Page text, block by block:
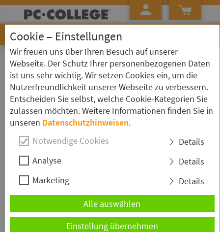
Startseite»Kursübersicht»Azure»Kurs Detailseite
Azure - DP-100T01 - Entwerfen
und Implementieren einer Data
Scientist Lösung unter Azure
Kurzbeschreibung
In dem Seminar "DP-100T01 - Entwerfen und
Implementieren einer Data Scientist Lösung unter
Azure" erlangen Sie die wichtigsten Kenntnisse für
die Entwicklung von "Machine Learning Lösungen"
durch die Verwendung von Azure Services.
Cookie – Einstellungen
Wir freuen uns über Ihren Besuch auf unserer
Webseite. Der Schutz Ihrer personenbezogenen Daten
ist uns sehr wichtig. Wir setzen Cookies ein, um die
Nutzerfreundlichkeit unserer Webseite zu verbessern.
Entscheiden Sie selbst, welche Cookie-Kategorien Sie
zulassen möchten. Weitere Informationen finden Sie in
unseren Datenschutzhinweisen.
Notwendige Cookies
Details
Analyse
Details
Marketing
Details
Alle auswählen
Einstellung übernehmen